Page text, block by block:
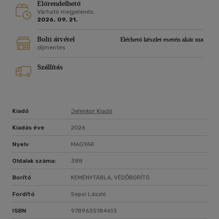
PERCIVAL EVERETT amerikai író, költő, irodalomprofesszor
sikerű Huckleberry Finn kalandjai-átirata, a James elnyerte
többek között a 2024-es Nemzeti Könyvdíjat, egy évvel
Törölve című regényéből 2023-ban film készült Cord
Jefferson rendezésében, Jeffrey Wright főszereplésével,
Előrendelhető
Várható megjelenés:
2026. 09. 21.
Bolti átvétel
Elérhető készlet esetén akár ma
díjmentes
Szállítás
Kiadó Jelenkor Kiadó
Kiadás éve 2026
Nyelv MAGYAR
Oldalak száma: 388
Borító KEMÉNYTÁBLA, VÉDŐBORÍTÓ
Fordító Sepsi László
ISBN 9789635184613